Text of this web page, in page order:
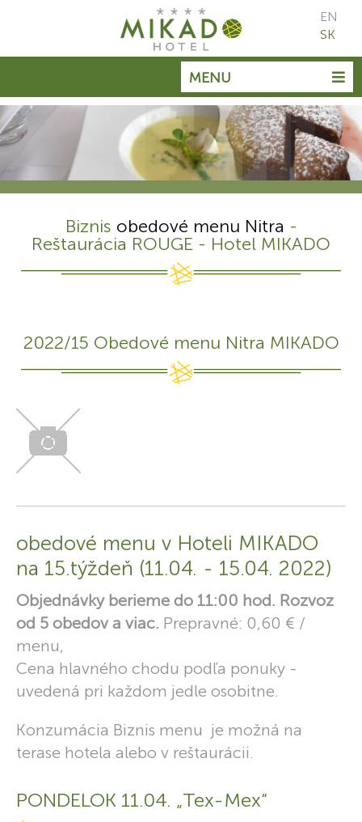
MENU
EN
SK
Biznis obedové menu Nitra -
Reštaurácia ROUGE - Hotel MIKADO
2022/15 Obedové menu Nitra MIKADO
obedové menu v Hoteli MIKADO
na 15.týždeň (11.04. - 15.04. 2022)
Objednávky berieme do 11:00 hod. Rozvoz
od 5 obedov a viac. Prepravné: 0,60 € /
menu,
Cena hlavného chodu podľa ponuky -
uvedená pri každom jedle osobitne.
Konzumácia Biznis menu je možná na
terase hotela alebo v reštaurácii.
PONDELOK 11.04. „Tex-Mex“